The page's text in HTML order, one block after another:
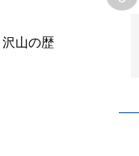
山の歴